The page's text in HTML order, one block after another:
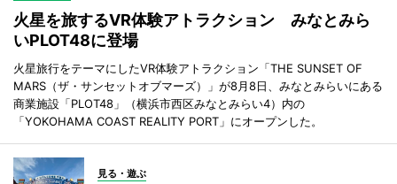
火星を旅するVR体験アトラクション みなとみら
いPLOT48に登場
火星旅行をテーマにしたVR体験アトラクション「THE SUNSET OF
MARS（ザ・サンセットオブマーズ）」が8月8日、みなとみらいにある
商業施設「PLOT48」（横浜市西区みなとみらい4）内の
「YOKOHAMA COAST REALITY PORT」にオープンした。
見る・遊ぶ